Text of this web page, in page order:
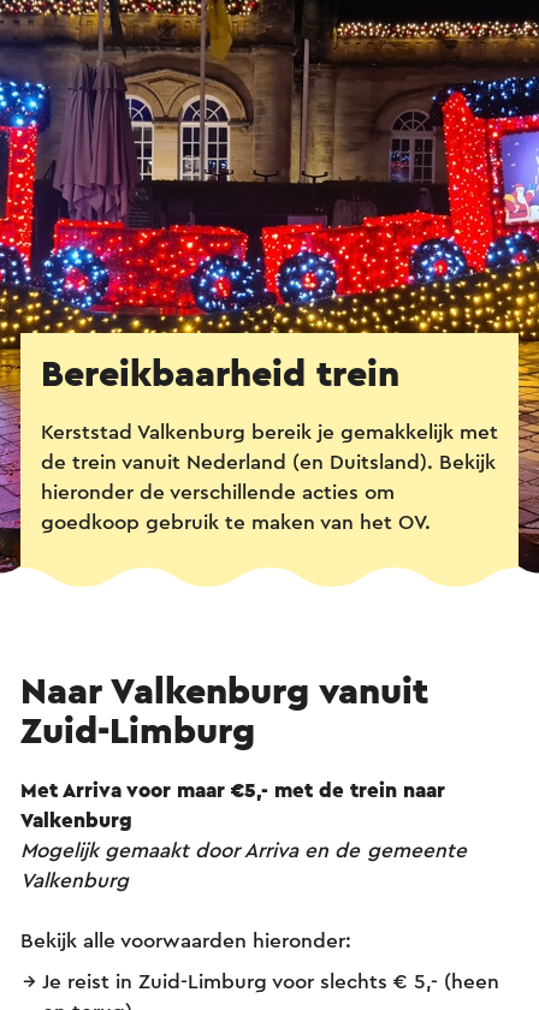
Bereikbaarheid trein
Kerststad Valkenburg bereik je gemakkelijk met
de trein vanuit Nederland (en Duitsland). Bekijk
hieronder de verschillende acties om
goedkoop gebruik te maken van het OV.
Naar Valkenburg vanuit
Zuid-Limburg
Met Arriva voor maar €5,- met de trein naar
Valkenburg
Mogelijk gemaakt door Arriva en de gemeente
Valkenburg
Bekijk alle voorwaarden hieronder:
Je reist in Zuid-Limburg voor slechts € 5,- (heen